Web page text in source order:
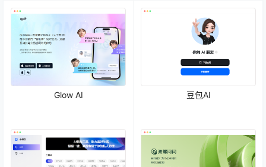
Glow AI 豆包AI